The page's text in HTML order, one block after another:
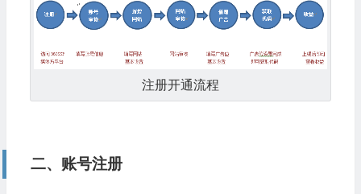
注册开通流程
二、账号注册